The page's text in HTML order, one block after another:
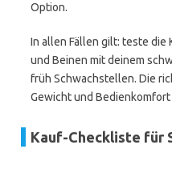
Option.
In allen Fällen gilt: teste die
und Beinen mit deinem
früh Schwachstellen. Die
Gewicht und
Kauf-Checkliste für